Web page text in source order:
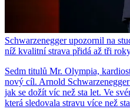
Schwarzenegger upozornil na
níž kvalitní strava přidá až tři
Sedm titulů Mr. Olympia,
nový cíl. Arnold
jak se dožít víc než sta let. Ve
která sledovala stravu více než